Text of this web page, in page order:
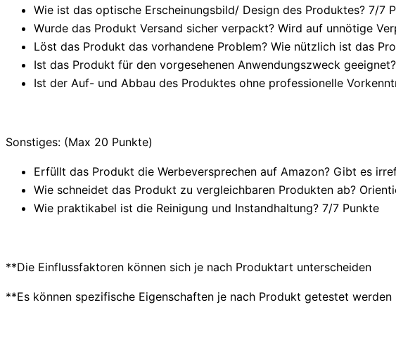
Wie ist das optische Erscheinungsbild/ Design des Produktes? 7/7
Wurde das Produkt Versand sicher verpackt? Wird auf unnötige
Löst das Produkt das vorhandene Problem? Wie nützlich ist das
Ist das Produkt für den vorgesehenen Anwendungszweck
Ist der Auf- und Abbau des Produktes ohne professionelle
Sonstiges: (Max 20 Punkte)
Erfüllt das Produkt die Werbeversprechen auf Amazon? Gibt es
Wie schneidet das Produkt zu vergleichbaren Produkten ab?
Wie praktikabel ist die Reinigung und Instandhaltung? 7/7 Punkte
**Die Einflussfaktoren können sich je nach Produktart unterscheiden
**Es können spezifische Eigenschaften je nach Produkt getestet werden